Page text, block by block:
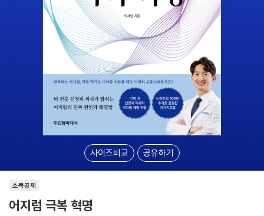
사이즈비교 공유하기
소득공제
어지럼 극복 혁명